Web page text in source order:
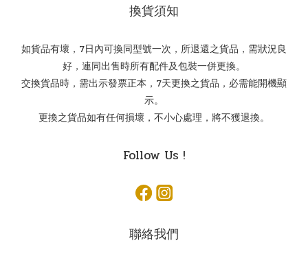
換貨須知
如貨品有壞，7日內可換同型號一次，所退還之貨品，需狀況良
好，連同出售時所有配件及包裝一併更換。
交換貨品時，需出示發票正本，7天更換之貨品，必需能開機顯
示。
更換之貨品如有任何損壞，不小心處理，將不獲退換。
Follow Us !
聯絡我們